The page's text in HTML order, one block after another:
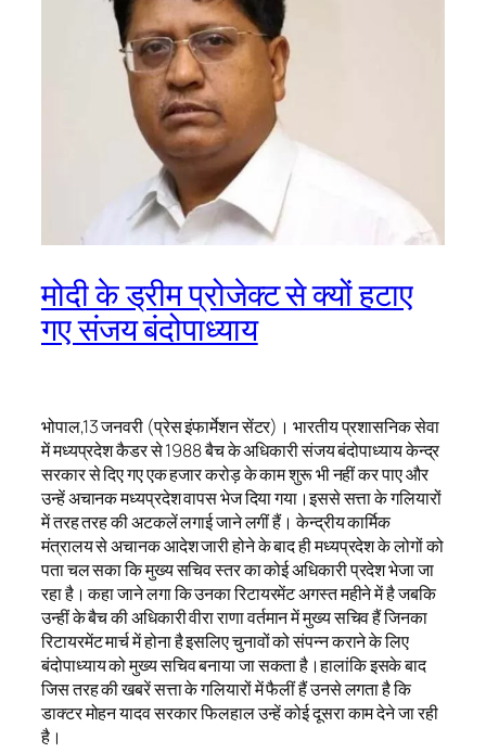
मोदी के ड्रीम प्रोजेक्ट से क्यों हटाए
गए संजय बंदोपाध्याय
भोपाल,13 जनवरी (प्रेस इंफार्मेशन सेंटर)। भारतीय प्रशासनिक सेवा
में मध्यप्रदेश कैडर से 1988 बैच के अधिकारी संजय बंदोपाध्याय केन्द्र
सरकार से दिए गए एक हजार करोड़ के काम शुरू भी नहीं कर पाए और
उन्हें अचानक मध्यप्रदेश वापस भेज दिया गया।इससे सत्ता के गलियारों
में तरह तरह की अटकलें लगाई जाने लगीं हैं। केन्द्रीय कार्मिक
मंत्रालय से अचानक आदेश जारी होने के बाद ही मध्यप्रदेश के लोगों को
पता चल सका कि मुख्य सचिव स्तर का कोई अधिकारी प्रदेश भेजा जा
रहा है। कहा जाने लगा कि उनका रिटायरमेंट अगस्त महीने में है जबकि
उन्हीं के बैच की अधिकारी वीरा राणा वर्तमान में मुख्य सचिव हैं जिनका
रिटायरमेंट मार्च में होना है इसलिए चुनावों को संपन्न कराने के लिए
बंदोपाध्याय को मुख्य सचिव बनाया जा सकता है।हालांकि इसके बाद
जिस तरह की खबरें सत्ता के गलियारों में फैलीं हैं उनसे लगता है कि
डाक्टर मोहन यादव सरकार फिलहाल उन्हें कोई दूसरा काम देने जा रही
है।